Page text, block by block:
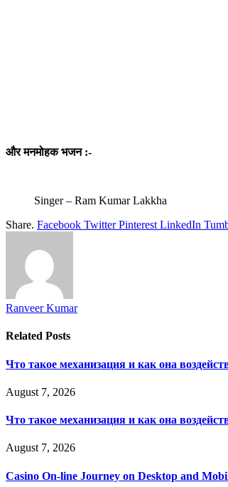
और मनमोहक भजन :-
Singer – Ram Kumar Lakkha
Share. Facebook Twitter Pinterest LinkedIn
Ranveer Kumar
Related Posts
Что такое механизация и как она
August 7, 2026
Что такое механизация и как она
August 7, 2026
Casino On-line Journey on Desktop and